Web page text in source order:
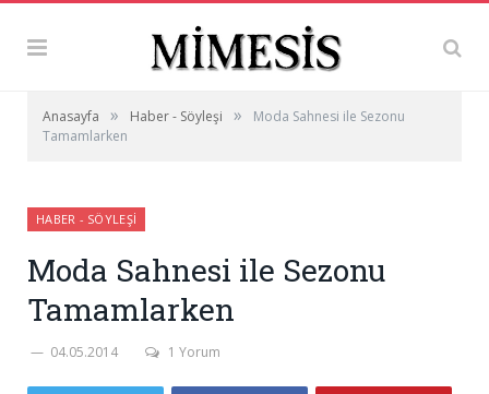
Anasayfa » Haber - Söyleşi »
Moda Sahnesi ile Sezonu
Tamamlarken
HABER - SÖYLEŞI
Moda Sahnesi ile Sezonu
Tamamlarken
04.05.2014 1 Yorum